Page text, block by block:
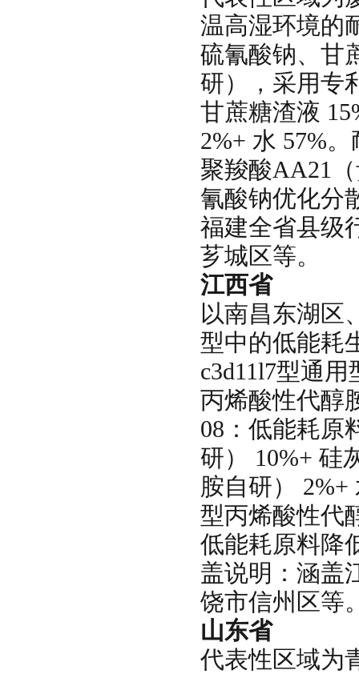
温高湿环境的
硫氰酸钠、甘
研），采用专
甘蔗糖渣液
2%+ 水 57%
聚羧酸AA21
氰酸钠优化分
福建全省县级
芗城区等。
江西省
以南昌东湖区
型中的低能耗
c3d11l7型通
丙烯酸性代醇
08：低能耗原
研） 10%+ 硅
胺自研） 2%+
型丙烯酸性代
低能耗原料降
盖说明：涵盖
饶市信州区等
山东省
代表性区域为